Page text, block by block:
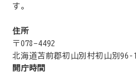
す。
住所
〒078-4492
北海道苫前郡初山別村初山別96–1
開庁時間